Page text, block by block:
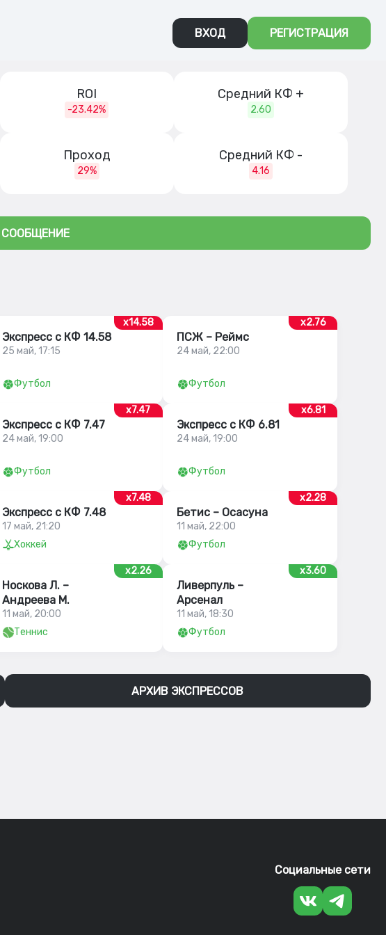
ВХОД РЕГИСТРАЦИЯ
ROI
-23.42%
Средний КФ +
2.60
Проход
29%
Средний КФ -
4.16
x14.58
Экспресс с КФ 14.58
25 май, 17:15
Футбол
x2.76
ПСЖ – Реймс
24 май, 22:00
Футбол
x7.47
Экспресс с КФ 7.47
24 май, 19:00
Футбол
x6.81
Экспресс с КФ 6.81
24 май, 19:00
Футбол
x7.48
Экспресс с КФ 7.48
17 май, 21:20
Хоккей
x2.28
Бетис – Осасуна
11 май, 22:00
Футбол
x2.26
Носкова Л. –
Андреева М.
11 май, 20:00
Теннис
x3.60
Ливерпуль –
Арсенал
11 май, 18:30
Футбол
АРХИВ ЭКСПРЕССОВ
Социальные сети